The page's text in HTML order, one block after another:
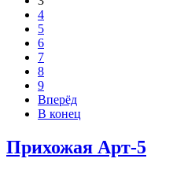
4
5
6
7
8
9
Вперёд
В конец
Прихожая Арт-5